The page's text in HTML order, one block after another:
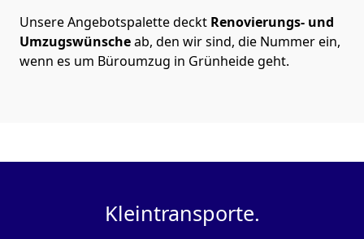
Unsere Angebotspalette deckt Renovierungs- und
Umzugswünscheab, den wir sind, die Nummer ein,
wenn es um Büroumzug in Grünheide geht.
Kleintransporte.